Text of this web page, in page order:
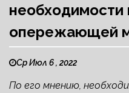
необходимости
опережающей
Ср Июл 6 , 2022
По его мнению,